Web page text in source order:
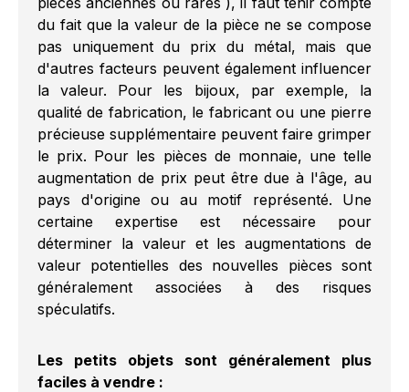
du fait que la valeur de la pièce ne se compose
pas uniquement du prix du métal, mais que
d'autres facteurs peuvent également influencer
la valeur. Pour les bijoux, par exemple, la
qualité de fabrication, le fabricant ou une pierre
précieuse supplémentaire peuvent faire grimper
le prix. Pour les pièces de monnaie, une telle
augmentation de prix peut être due à l'âge, au
pays d'origine ou au motif représenté. Une
certaine expertise est nécessaire pour
déterminer la valeur et les augmentations de
valeur potentielles des nouvelles pièces sont
généralement associées à des risques
spéculatifs.
Les petits objets sont généralement plus
faciles à vendre :